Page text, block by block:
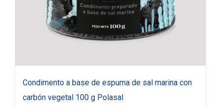
Condimento a base de espuma de sal marina con
carbón vegetal 100 g Polasal